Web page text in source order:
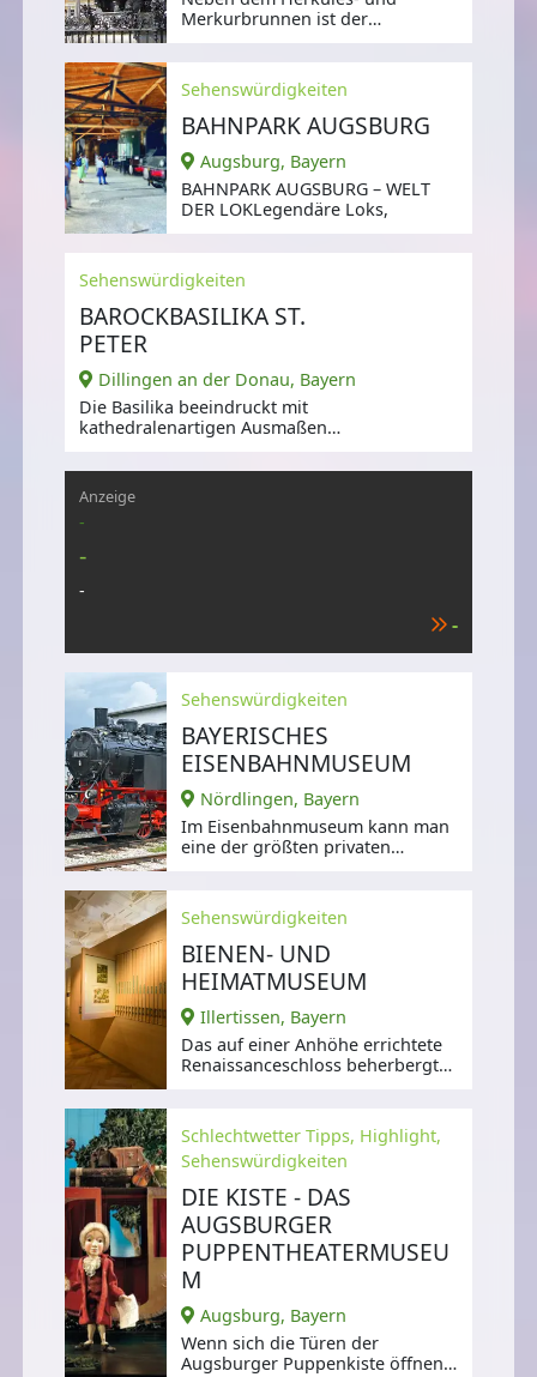
Merkurbrunnen ist der
Sehenswürdigkeiten
BAHNPARK AUGSBURG
Augsburg, Bayern
BAHNPARK AUGSBURG – WELT
DER LOKLegendäre Loks,
Sehenswürdigkeiten
BAROCKBASILIKA ST.
PETER
Dillingen an der Donau, Bayern
Die Basilika beeindruckt mit
kathedralenartigen Ausmaßen
Stil erbauten
Anzeige
-
-
-
-
Sehenswürdigkeiten
BAYERISCHES
EISENBAHNMUSEUM
Nördlingen, Bayern
Im Eisenbahnmuseum kann man
eine der größten privaten
Sehenswürdigkeiten
BIENEN- UND
HEIMATMUSEUM
Illertissen, Bayern
Das auf einer Anhöhe errichtete
Renaissanceschloss beherbergt
Schlechtwetter Tipps, Highlight,
Sehenswürdigkeiten
DIE KISTE - DAS
AUGSBURGER
PUPPENTHEATERMUSEU
M
Augsburg, Bayern
Wenn sich die Türen der
Augsburger Puppenkiste öffnen,